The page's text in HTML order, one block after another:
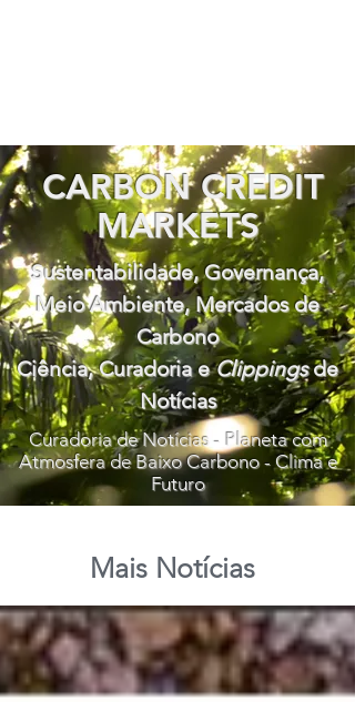
CARBON CREDIT
MARKETS
Sustentabilidade, Governança,
Meio Ambiente, Mercados de
Carbono
Ciência, Curadoria eClippingsde
Notícias
Curadoria de Notícias - Planeta com
Atmosfera de Baixo Carbono - Clima e
Futuro
Mais Notícias